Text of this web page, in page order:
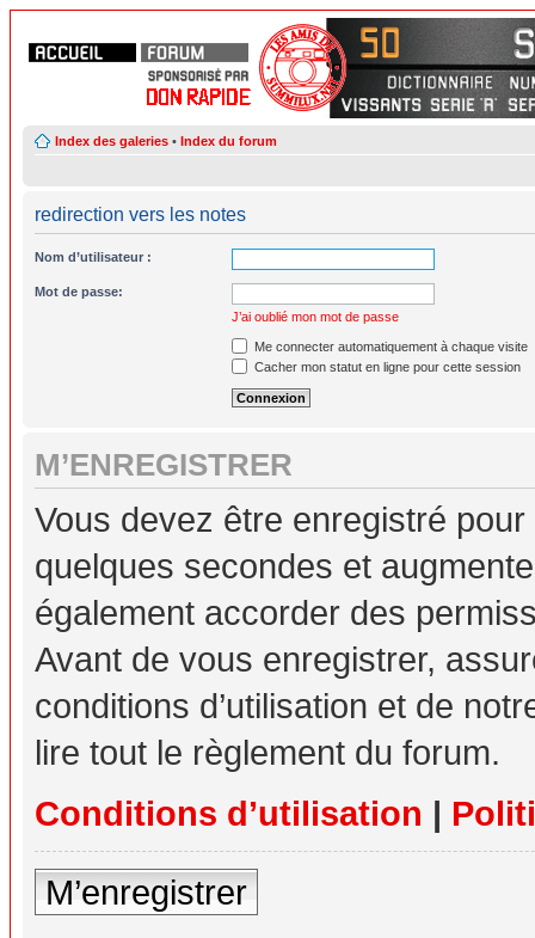
Index des galeries • Index du forum
redirection vers les notes
Nom d’utilisateur :
Mot de passe:
J’ai oublié mon mot de passe
Me connecter automatiquement à chaque visite
Cacher mon statut en ligne pour cette session
M’ENREGISTRER
Vous devez être enregistré
quelques secondes et
également accorder des
Avant de vous enregistrer,
conditions d’utilisation et de
lire tout le règlement du forum.
Conditions d’utilisation |
M’enregistrer